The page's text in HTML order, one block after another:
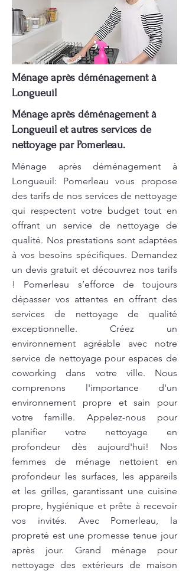
Ménage après déménagement à
Longueuil
Ménage après déménagement à
Longueuil et autres services de
nettoyage par Pomerleau.
Ménage après déménagement à
Longueuil: Pomerleau vous propose
des tarifs de nos services de nettoyage
qui respectent votre budget tout en
offrant un service de nettoyage de
qualité. Nos prestations sont adaptées
à vos besoins spécifiques. Demandez
un devis gratuit et découvrez nos tarifs
! Pomerleau s’efforce de toujours
dépasser vos attentes en offrant des
services de nettoyage de qualité
exceptionnelle. Créez un
environnement agréable avec notre
service de nettoyage pour espaces de
coworking dans votre ville. Nous
comprenons l'importance d'un
environnement propre et sain pour
votre famille. Appelez-nous pour
planifier votre nettoyage en
profondeur dès aujourd'hui! Nos
femmes de ménage nettoient en
profondeur les surfaces, les appareils
et les grilles, garantissant une cuisine
propre, hygiénique et prête à recevoir
vos invités. Avec Pomerleau, la
propreté est une promesse tenue jour
après jour. Grand ménage pour
nettoyage des extérieurs de maison